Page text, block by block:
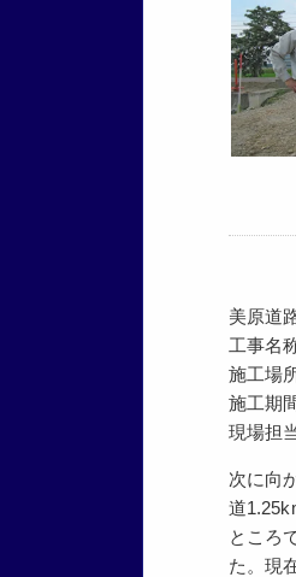
美原道
工事名
施工場
施工期
現場担
次に向
道
ところ
た。現